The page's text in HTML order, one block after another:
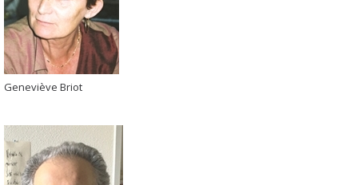
Geneviève Briot